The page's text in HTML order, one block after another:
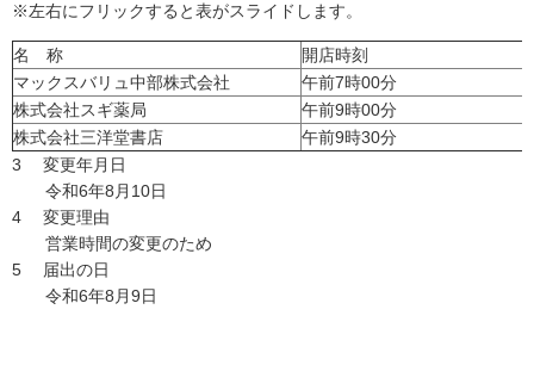
※左右にフリックすると表がスライドします。
名 称
開店時刻
マックスバリュ中部株式会社
午前7時00分
株式会社スギ薬局
午前9時00分
株式会社三洋堂書店
午前9時30分
3 変更年月日
令和6年8月10日
4 変更理由
営業時間の変更のため
5 届出の日
令和6年8月9日